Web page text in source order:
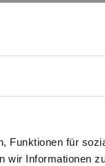
Funktionen für
wir Informationen